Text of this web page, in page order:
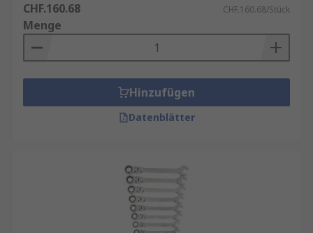
CHF.160.68 CHF.160.68/Stück
Menge
Hinzufügen
Datenblätter